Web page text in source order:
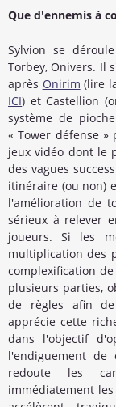
Que d'ennemis à
Sylvion se
Torbey, Onivers. Il
après Onirim (lire
ICI) et Castellion
système de
« Tower défense
jeux vidéo dont le
des vagues
itinéraire (ou non)
l'amélioration de
sérieux à relever
joueurs. Si les
multiplication des
complexification
plusieurs parties,
de règles afin
apprécie cette
dans l'objectif
l'endiguement de
redoute les
immédiatement